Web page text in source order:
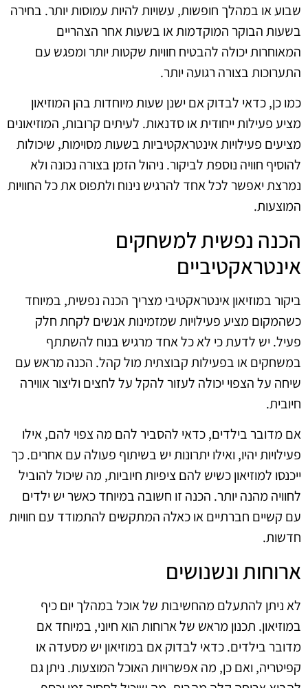
שבוע או במהלך חופשות, עשויות להיות עמוסות יותר. בחירה
בשעות הבוקר המוקדמות או בשעות אחר הצהריים
המאוחרות יכולה להבטיח חוויות שקטות יותר ומפגש עם
התערוכות בצורה רגועה יותר.
כמו כן, כדאי לבדוק אם ישנן שעות מיוחדות בהן המוזיאון
מציע פעילות ייחודית או סדנאות. לעיתים קרובות, המוזיאונים
מציעים פעילויות אינטראקטיביות בשעות מסוימות, שיכולות
להוסיף חוויה נוספת לביקור. ניהול הזמן בצורה נכונה ולא
נמרצת יאפשר לכל אחד להרגיש נינוח ולתפוס את כל החוויות
המוצעות.
הכנה נפשית למשחקים
אינטראקטיביים
ביקור במוזיאון אינטראקטיבי מצריך הכנה נפשית, במיוחד
כשהמקום מציע פעילויות שמזמינות אנשים לקחת חלק
פעיל. יש לדעת כי לא כל אחד מרגיש בנוח להשתתף
במשחקים או בפעילות קבוצתית מול קהל. הכנה מראש עם
שיחה על הצפוי יכולה לעזור להקל על לחצים וליצור אווירה
חיובית.
אם מדובר בילדים, כדאי להסביר להם מה צפוי להם, אילו
פעילויות יהיו, ואילו יתרונות יש בשיתוף פעולה עם אחרים. כך
ייכנסו למוזיאון כשיש להם ציפיות חיוביות, מה שיכול להוביל
לחוויה מהנה יותר. הכנה זו חשובה במיוחד כאשר יש ילדים
עם קשיים חברתיים או כאלה המתקשים להתמודד עם חוויות
חדשות.
ארוחות ונשנושים
לא ניתן להתעלם מהחשיבות של אוכל במהלך יום כיף
במוזיאון. תכנון מראש של ארוחות הוא חיוני, במיוחד אם
מדובר בילדים. כדאי לבדוק אם במוזיאון יש מסעדה או
קפיטריה, ואם כן, מה אפשרויות האוכל המוצעות. ניתן גם